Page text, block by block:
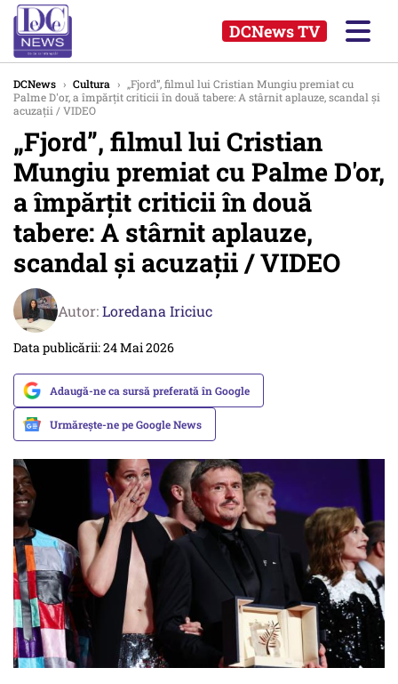
DCNews TV
DCNews › Cultura › „Fjord”, filmul lui Cristian Mungiu premiat cu
Palme D'or, a împărțit criticii în două tabere: A stârnit aplauze, scandal și
acuzații / VIDEO
„Fjord”, filmul lui Cristian
Mungiu premiat cu Palme D'or,
a împărțit criticii în două
tabere: A stârnit aplauze,
scandal și acuzații / VIDEO
Autor:Loredana Iriciuc
Data publicării: 24 Mai 2026
Adaugă-ne ca sursă preferată în Google
Urmărește-ne pe Google News